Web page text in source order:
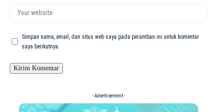
Simpan nama, email, dan situs web saya pada peramban ini untuk komentar
saya berikutnya.
- Advertisement -